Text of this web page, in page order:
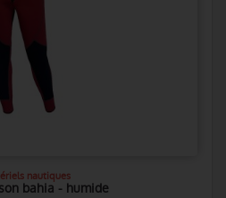
nautiques
bahia - humide